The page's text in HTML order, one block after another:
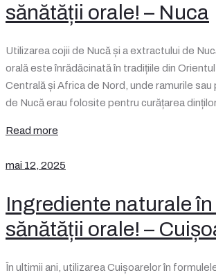
sănătății orale! – Nuca
Utilizarea cojii de Nucă și a extractului de
orală este înrădăcinată în tradițiile din
Centrală și Africa de Nord, unde ramurile sau
de Nucă erau folosite pentru curățarea
Read more
mai 12, 2025
Ingrediente naturale în
sănătății orale! –
În ultimii ani, utilizarea Cuișoarelor în